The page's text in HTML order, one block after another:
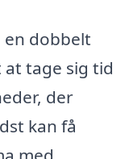
dobbelt
tage sig tid
der
kan få